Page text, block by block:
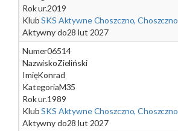
Rok ur.2019
KlubSKS Aktywne Choszczno, Choszczno
Aktywny do28 lut 2027
Numer06514
NazwiskoZieliński
ImięKonrad
KategoriaM35
Rok ur.1989
KlubSKS Aktywne Choszczno, Choszczno
Aktywny do28 lut 2027